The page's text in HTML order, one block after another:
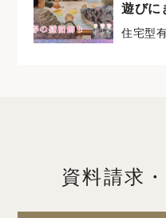
遊びに
住宅型
資料請求